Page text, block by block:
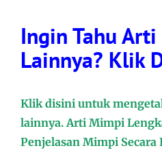
Ingin Tahu
Lainnya? Klik
Klik disini untuk
lainnya. Arti Mimpi
Penjelasan Mimpi Secara